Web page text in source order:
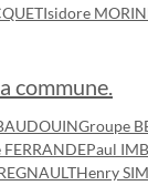
Isidore
commune.
Groupe
FERRANDEPaul
Henry